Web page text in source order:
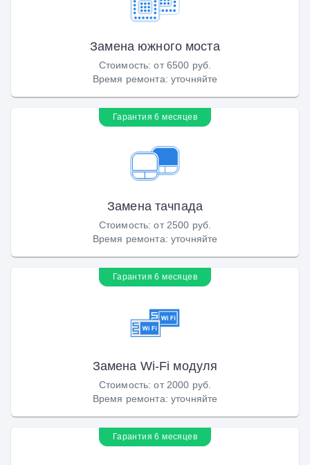
Замена южного моста
Стоимость:от 6500 руб.
Время ремонта: уточняйте
Гарантия 6 месяцев
Замена тачпада
Стоимость:от 2500 руб.
Время ремонта: уточняйте
Гарантия 6 месяцев
Замена Wi-Fi модуля
Стоимость:от 2000 руб.
Время ремонта: уточняйте
Гарантия 6 месяцев